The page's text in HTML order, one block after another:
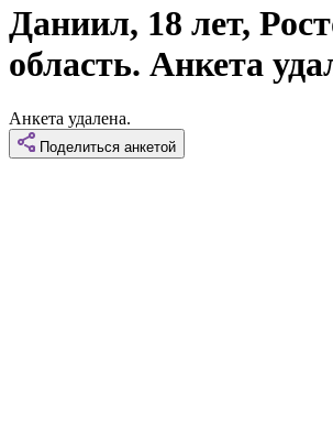
Даниил, 18 лет,
область. Анкета
Анкета удалена.
Поделиться анкетой